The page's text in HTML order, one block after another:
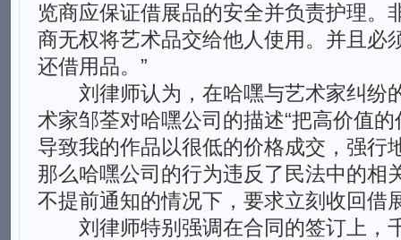
览商应保证借展品的安全并负责护理。
商无权将艺术品交给他人使用。并且必
还借用品。”
刘律师认为，在哈嘿与艺术家纠纷
术家邹荃对哈嘿公司的描述“把高价值
导致我的作品以很低的价格成交，强行
那么哈嘿公司的行为违反了民法中的相
不提前通知的情况下，要求立刻收回借
刘律师特别强调在合同的签订上，